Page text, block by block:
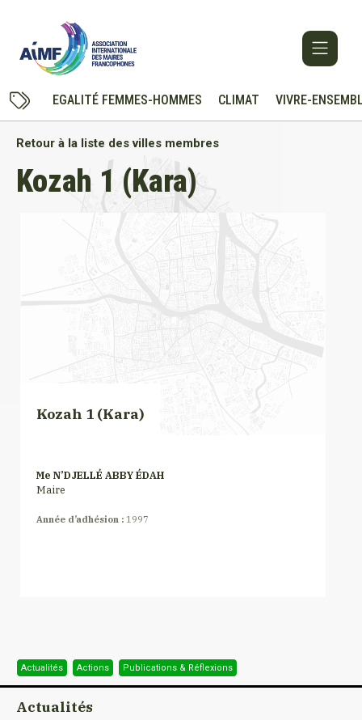
EGALITÉ FEMMES-HOMMES CLIMAT VIVRE-
Retour à la liste des villes membres
Kozah 1 (Kara)
Kozah 1 (Kara)
Me N’DJELLÉ ABBY ÉDAH
Maire
Année d’adhésion : 1997
Actualités Actions Publications & Réflexions
Actualités